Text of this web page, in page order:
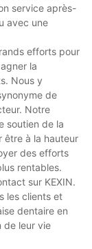
service après-
avec une
efforts pour
la
Nous y
de
Notre
soutien de la
être à la hauteur
des efforts
rentables.
sur KEXIN.
les clients et
dentaire en
de leur vie